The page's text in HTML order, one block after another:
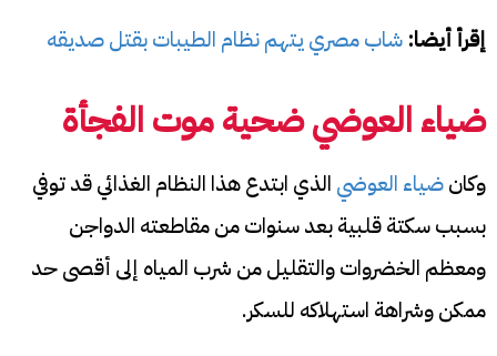
إقرأ أيضا: شاب مصري يتهم نظام الطيبات بقتل صديقه
ضياء العوضي ضحية موت الفجأة
وكانضياء العوضي الذي ابتدع هذا النظام الغذائي قد توفي
بسبب سكتة قلبية بعد سنوات من مقاطعته الدواجن
ومعظم الخضروات والتقليل من شرب المياه إلى أقصى حد
ممكن وشراهة استهلاكه للسكر.